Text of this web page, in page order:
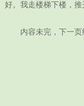
好。我走楼梯下楼，推
内容未完，下一页